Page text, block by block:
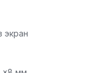
экран